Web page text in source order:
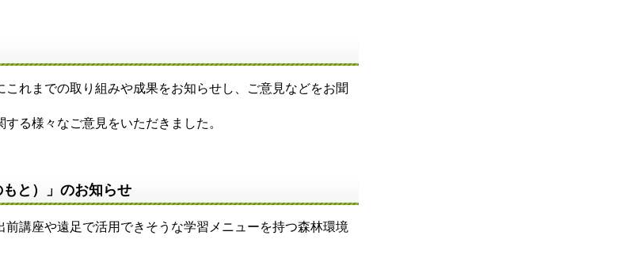
れまでの取り組みや成果をお知らせし、ご意見などをお聞
る様々なご意見をいただきました。
と）」のお知らせ
講座や遠足で活用できそうな学習メニューを持つ森林環境